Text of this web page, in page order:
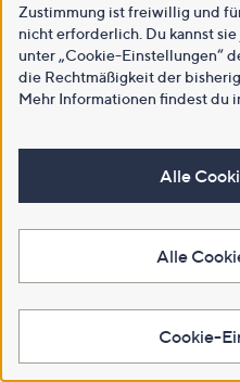
Zustimmung ist freiwillig und
nicht erforderlich. Du kannst
unter „Cookie-Einstellungen“
die Rechtmäßigkeit der
Mehr Informationen findest du
Alle
Alle
Cookie-